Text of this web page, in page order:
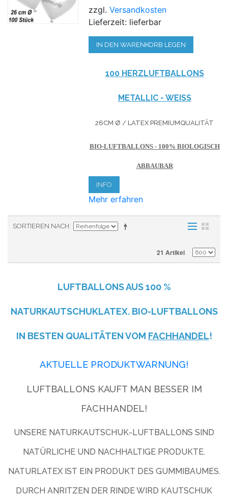
zzgl.Versandkosten
Lieferzeit: lieferbar
IN DEN WARENKORB LEGEN
100 HERZLUFTBALLONS
METALLIC - WEISS
26CM Ø / LATEX PREMIUMQUALITÄT
BIO-LUFTBALLONS - 100% BIOLOGISCH
ABBAUBAR
INFO
Mehr erfahren
SORTIEREN NACH
21 Artikel
LUFTBALLONS AUS100 %
NATURKAUTSCHUKLATEX. BIO-LUFTBALLONS
IN BESTEN QUALITÄTEN VOM FACHHANDEL!
AKTUELLE PRODUKTWARNUNG!
LUFTBALLONS KAUFT MAN BESSER IM
FACHHANDEL!
UNSERE NATURKAUTSCHUK-LUFTBALLONS SIND
NATÜRLICHE UND NACHHALTIGE PRODUKTE.
NATURLATEX IST EIN PRODUKT DES GUMMIBAUMES.
DURCH ANRITZEN DER RINDE WIRD KAUTSCHUK